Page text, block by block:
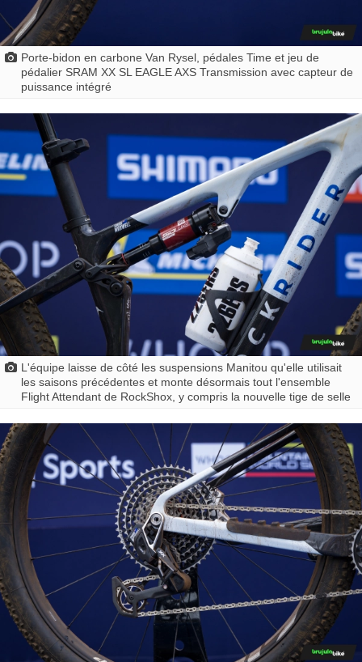
Porte-bidon en carbone Van Rysel, pédales Time et jeu de
pédalier SRAM XX SL EAGLE AXS Transmission avec capteur de
puissance intégré
L'équipe laisse de côté les suspensions Manitou qu'elle utilisait
les saisons précédentes et monte désormais tout l'ensemble
Flight Attendant de RockShox, y compris la nouvelle tige de selle